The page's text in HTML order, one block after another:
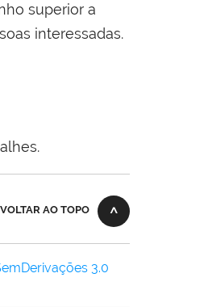
superior a
interessadas.
VOLTAR AO TOPO
3.0